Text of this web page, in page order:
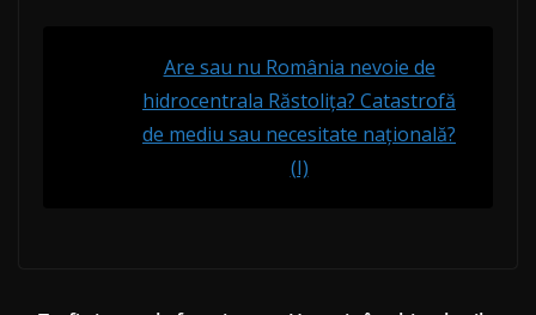
Are sau nu România nevoie de
hidrocentrala Răstolița? Catastrofă
de mediu sau necesitate națională?
(I)